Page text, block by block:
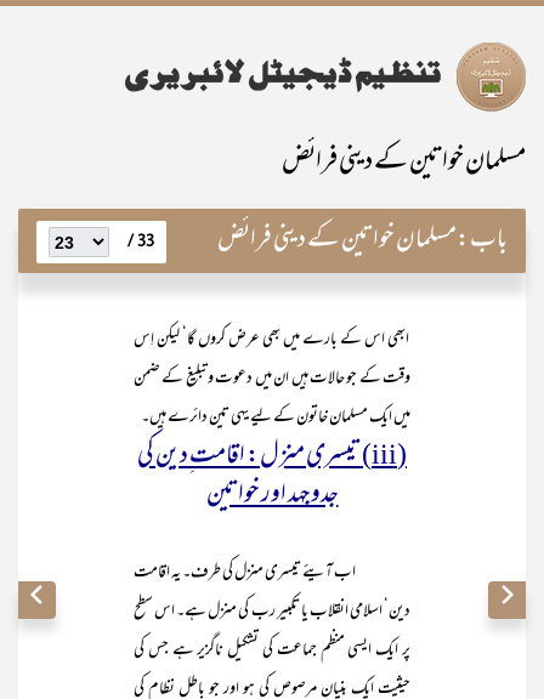
مسلمان خواتین کے دینی فرائض
باب:مسلمان خواتین کے دینی فرائض 33 /
ابھی اس کے بارے میں بھی عرض کروں گا‘ لیکن اِس
وقت کے جو حالات ہیں ان میں دعوت و تبلیغ کے ضمن
میں ایک مسلمان خاتون کے لیے یہی تین دائرے ہیں۔
(iii) تیسری منزل: اقامت ِدین کی
جدوجہد اور خواتین
اب آیئے تیسری منزل کی طرف۔ یہ اقامت
دین‘ اسلامی انقلاب یا تکبیر رب کی منزل ہے۔ اس سطح
پر ایک ایسی منظم جماعت کی تشکیل ناگزیر ہے جس کی
حیثیت ایک بنیانِ مرصوص کی ہو اور جو باطل نظام کی